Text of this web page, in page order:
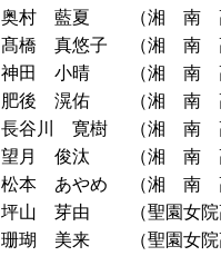
奥村 藍夏
（湘 南
髙橋 真悠子
（湘 南
神田 小晴
（湘 南
肥後 滉佑
（湘 南
長谷川 寛樹
（湘 南
望月 俊汰
（湘 南
松本 あやめ
（湘 南
坪山 芽由
（聖園女
珊瑚 美来
（聖園女